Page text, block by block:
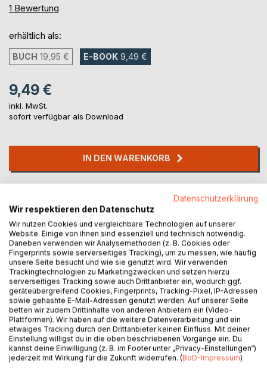
100%
1 Bewertung
erhältlich als:
BUCH 19,95 € E-BOOK 9,49 €
9,49 €
inkl. MwSt.
sofort verfügbar als Download
IN DEN WARENKORB
Titel bewerten
BESCHREIBUNG
Manchmal braucht es nur wenige Worte, um uns daran zu
erinnern, wie stark wir wirklich sind.
Dieser Gedichtband lädt dazu ein, innezuhalten, zu fühlen
Datenschutzerklärung
Wir respektieren den Datenschutz
Wir nutzen Cookies und vergleichbare Technologien auf unserer
Website. Einige von ihnen sind essenziell und technisch notwendig.
Daneben verwenden wir Analysemethoden (z. B. Cookies oder
Fingerprints sowie serverseitiges Tracking), um zu messen, wie häufig
unsere Seite besucht und wie sie genutzt wird. Wir verwenden
Trackingtechnologien zu Marketingzwecken und setzen hierzu
serverseitiges Tracking sowie auch Drittanbieter ein, wodurch ggf.
geräteübergreifend Cookies, Fingerprints, Tracking-Pixel, IP-Adressen
sowie gehashte E-Mail-Adressen genutzt werden. Auf unserer Seite
betten wir zudem Drittinhalte von anderen Anbietern ein (Video-
Plattformen). Wir haben auf die weitere Datenverarbeitung und ein
etwaiges Tracking durch den Drittanbieter keinen Einfluss. Mit deiner
Einstellung willigst du in die oben beschriebenen Vorgänge ein. Du
kannst deine Einwilligung (z. B. im Footer unter „Privacy-Einstellungen“)
jederzeit mit Wirkung für die Zukunft widerrufen. (BoD-Impressum)